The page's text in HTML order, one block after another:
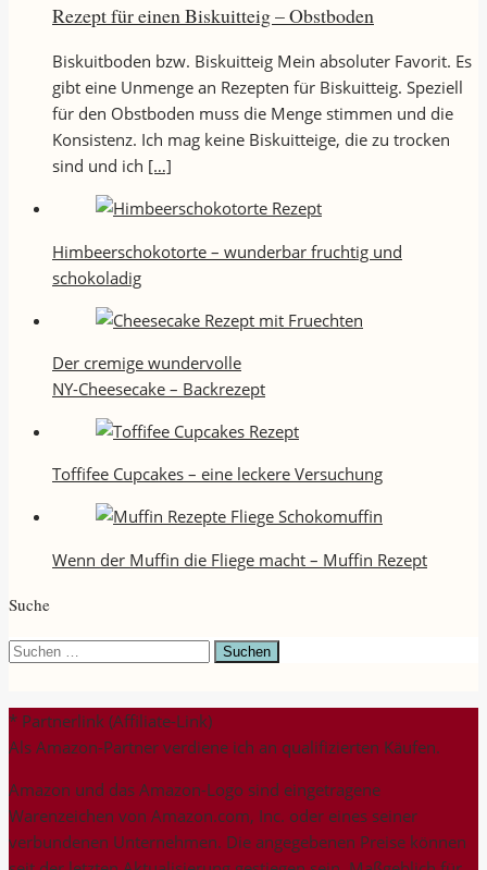
Rezept für einen Biskuitteig – Obstboden
Biskuitboden bzw. Biskuitteig Mein absoluter Favorit. Es
gibt eine Unmenge an Rezepten für Biskuitteig. Speziell
für den Obstboden muss die Menge stimmen und die
Konsistenz. Ich mag keine Biskuitteige, die zu trocken
sind und ich […]
Himbeerschokotorte – wunderbar fruchtig und
schokoladig
Der cremige wundervolle
NY-Cheesecake – Backrezept
Toffifee Cupcakes – eine leckere Versuchung
Wenn der Muffin die Fliege macht – Muffin Rezept
Suche
Suchen
* Partnerlink (Affiliate-Link)
Als Amazon-Partner verdiene ich an qualifizierten Käufen.
Amazon und das Amazon-Logo sind eingetragene
Warenzeichen von Amazon.com, Inc. oder eines seiner
verbundenen Unternehmen. Die angegebenen Preise können